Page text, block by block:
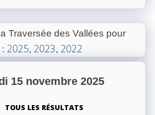
Traversée des Vallées pour
: 2025, 2023, 2022
15 novembre 2025
TOUS LES RÉSULTATS